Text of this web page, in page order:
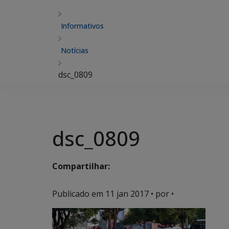
Informativos
Notícias
dsc_0809
dsc_0809
Compartilhar:
Publicado em 11 jan 2017 • por •